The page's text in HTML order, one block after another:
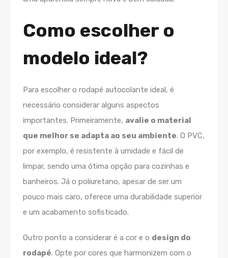
Como escolher o
modelo ideal?
Para escolher o rodapé autocolante ideal, é
necessário considerar alguns aspectos
importantes. Primeiramente, avalie o material
que melhor se adapta ao seu ambiente. O PVC,
por exemplo, é resistente à umidade e fácil de
limpar, sendo uma ótima opção para cozinhas e
banheiros. Já o poliuretano, apesar de ser um
pouco mais caro, oferece uma durabilidade superior
e um acabamento sofisticado.
Outro ponto a considerar é a cor e o design do
rodapé. Opte por cores que harmonizem com o